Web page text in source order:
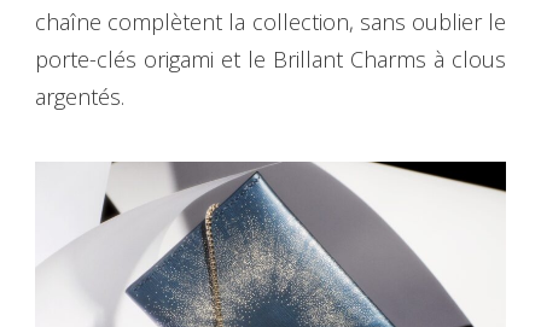
chaîne complètent la collection, sans oublier le
porte-clés origami et le Brillant Charms à clous
argentés.